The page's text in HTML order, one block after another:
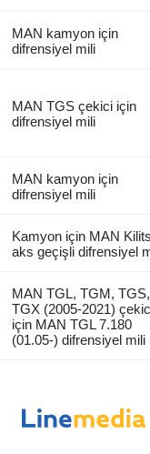
MAN kamyon için
difrensiyel mili
MAN TGS çekici için
difrensiyel mili
MAN kamyon için
difrensiyel mili
Kamyon için MAN
aks geçişli difrensiyel
MAN TGL, TGM, TGS,
TGX (2005-2021)
için MAN TGL 7.180
(01.05-) difrensiyel mili